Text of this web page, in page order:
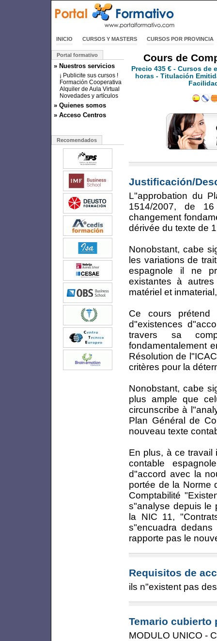
INICIO CURSOS Y MASTERS CURSOS POR PROVINCIA
Portal formativo
» Nuestros servicios
¡ Publicite sus cursos !
Formación Cooperativa
Alquiler de Aula Virtual
Novedades y artículos
» Quienes somos
» Acceso Centros
Recomendados
Cours de
Precio 435 € - Cursos de
horas - Titulación
Justificación/
L"approbation du
1514/2007, de
changement
dérivée du texte de
Nonobstant, cabe
les variations de
espagnole il ne
existantes à
matériel et
Ce cours prétend
d"existences
travers sa
fondamentalement
Résolution de
critères pour la
Nonobstant, cabe
plus ample que
circunscribe à
Plan Général de
nouveau texte
En plus, à ce travail
contable
d"accord avec la
portée de la Norme
Comptabilité
s"analyse depuis le
la NIC 11,
s"encuadra
rapporte pas le
Requisitos de
ils n"existent pas
Temario cubierto
MODULO UNICO -